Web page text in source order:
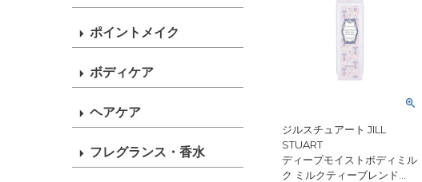
ポイントメイク
ボディケア
ヘアケア
フレグランス・香水
ジルスチュアート JILL
STUART
ディープモイストボディミル
ク ミルクティーブレンド